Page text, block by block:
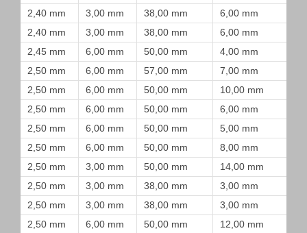
2,40 mm
3,00 mm 38,00 mm
6,00 mm
2,40 mm
3,00 mm 38,00 mm
6,00 mm
2,45 mm
6,00 mm 50,00 mm
4,00 mm
2,50 mm
6,00 mm 57,00 mm
7,00 mm
2,50 mm
6,00 mm 50,00 mm
10,00 mm
2,50 mm
6,00 mm 50,00 mm
6,00 mm
2,50 mm
6,00 mm 50,00 mm
5,00 mm
2,50 mm
6,00 mm 50,00 mm
8,00 mm
2,50 mm
3,00 mm 50,00 mm
14,00 mm
2,50 mm
3,00 mm 38,00 mm
3,00 mm
2,50 mm
3,00 mm 38,00 mm
3,00 mm
2,50 mm
6,00 mm 50,00 mm
12,00 mm